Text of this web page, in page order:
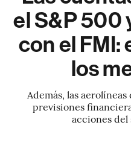
el S&P 500
con el FMI:
los
Además, las
previsiones
acciones del